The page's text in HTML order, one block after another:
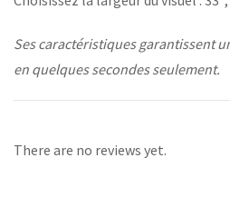
Ses caractéristiques garantissent
en quelques secondes seulement.
There are no reviews yet.